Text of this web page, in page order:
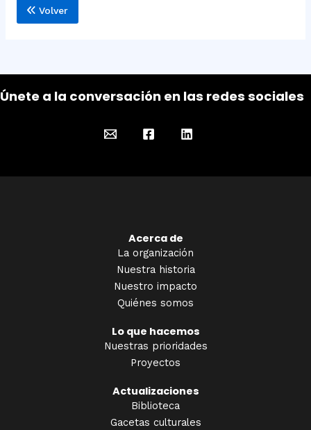
Volver
Únete a la conversación en las redes sociales
Acerca de
La organización
Nuestra historia
Nuestro impacto
Quiénes somos
Lo que hacemos
Nuestras prioridades
Proyectos
Actualizaciones
Biblioteca
Gacetas culturales